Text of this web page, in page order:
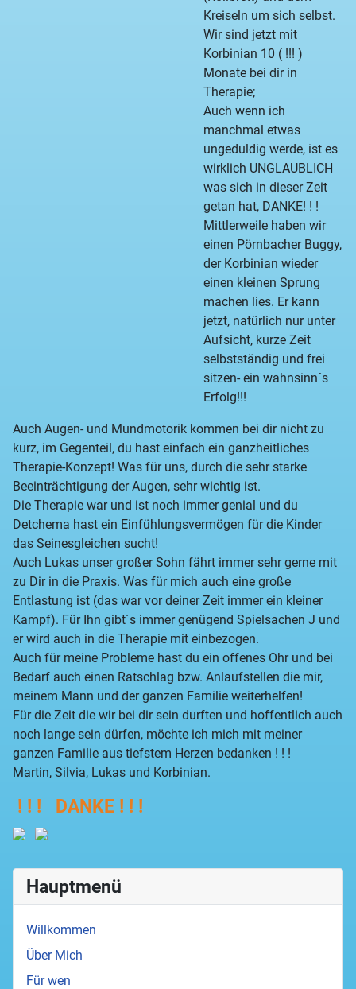
Hauptmenü
Willkommen
Über Mich
Für wen
Kreiseln um sich selbst.
Wir sind jetzt mit
Korbinian 10 ( !!! )
Monate bei dir in
Therapie;
Auch wenn ich
manchmal etwas
ungeduldig werde, ist es
wirklich UNGLAUBLICH
was sich in dieser Zeit
getan hat, DANKE! ! !
Mittlerweile haben wir
einen Pörnbacher Buggy,
der Korbinian wieder
einen kleinen Sprung
machen lies. Er kann
jetzt, natürlich nur unter
Aufsicht, kurze Zeit
selbstständig und frei
sitzen- ein wahnsinn´s
Erfolg!!!
Auch Augen- und Mundmotorik kommen bei dir nicht zu
kurz, im Gegenteil, du hast einfach ein ganzheitliches
Therapie-Konzept! Was für uns, durch die sehr starke
Beeinträchtigung der Augen, sehr wichtig ist.
Die Therapie war und ist noch immer genial und du
Detchema hast ein Einfühlungsvermögen für die Kinder
das Seinesgleichen sucht!
Auch Lukas unser großer Sohn fährt immer sehr gerne mit
zu Dir in die Praxis. Was für mich auch eine große
Entlastung ist (das war vor deiner Zeit immer ein kleiner
Kampf). Für Ihn gibt´s immer genügend Spielsachen J und
er wird auch in die Therapie mit einbezogen.
Auch für meine Probleme hast du ein offenes Ohr und bei
Bedarf auch einen Ratschlag bzw. Anlaufstellen die mir,
meinem Mann und der ganzen Familie weiterhelfen!
Für die Zeit die wir bei dir sein durften und hoffentlich auch
noch lange sein dürfen, möchte ich mich mit meiner
ganzen Familie aus tiefstem Herzen bedanken ! ! !
Martin, Silvia, Lukas und Korbinian.
! ! ! DANKE ! ! !